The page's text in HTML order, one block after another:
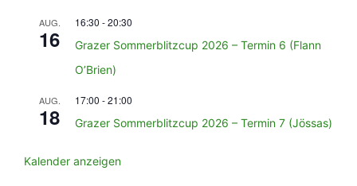
AUG.
16
16:30 -20:30
Grazer Sommerblitzcup 2026 – Termin 6 (Flann
O’Brien)
AUG.
18
17:00 -21:00
Grazer Sommerblitzcup 2026 – Termin 7 (Jössas)
Kalender anzeigen